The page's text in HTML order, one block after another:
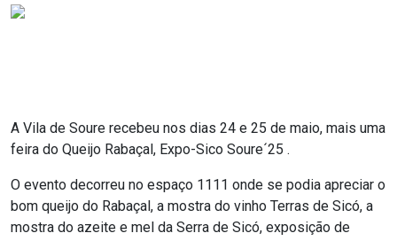
A Vila de Soure recebeu nos dias 24 e 25 de maio, mais uma
feira do Queijo Rabaçal, Expo-Sico Soure´25 .
O evento decorreu no espaço 1111 onde se podia apreciar o
bom queijo do Rabaçal, a mostra do vinho Terras de Sicó, a
mostra do azeite e mel da Serra de Sicó, exposição de